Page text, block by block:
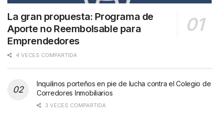
La gran propuesta: Programa de
Aporte no Reembolsable para
Emprendedores
4 VECES COMPARTIDA
Inquilinos porteños en pie de lucha contra el Colegio de
Corredores Inmobiliarios
3 VECES COMPARTIDA